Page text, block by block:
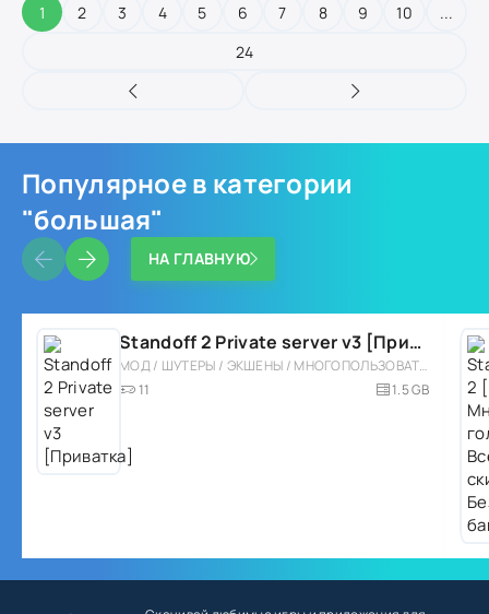
1 2 3 4 5 6 7 8 9 10
...
24
Популярное в категории
"большая"
НА ГЛАВНУЮ
Standoff 2 Private server v3 [Приватка]
МОД / ШУТЕРЫ / ЭКШЕНЫ / МНОГОПОЛЬЗОВАТЕЛЬСКАЯ / PVP / ТАКТИЧЕСКИЕ / СОРЕВНОВАТЕЛЬНАЯ / ОДНОПОЛЬЗОВАТЕЛЬСКИЕ / СТИЛИЗАЦИЯ / БОЛЬШАЯ / ПРИВАТКИ
11
1.5 GB